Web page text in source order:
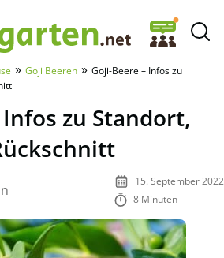
» Goji Beeren » Goji-Beere – Infos zu
zu Standort,
15. September 2022
8 Minuten